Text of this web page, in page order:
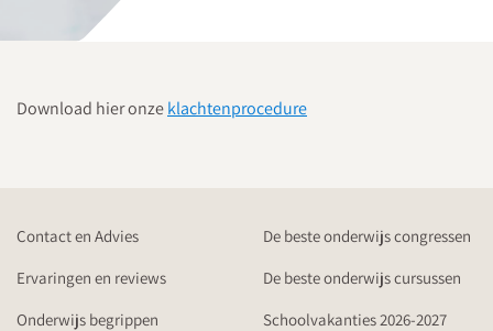
Download hier onzeklachtenprocedure
Contact en Advies
De beste onderwijs congressen
Ervaringen en reviews
De beste onderwijs cursussen
Onderwijs begrippen
Schoolvakanties 2026-2027